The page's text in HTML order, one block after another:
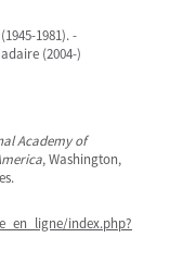
1981). -
(2004-)
Academy of
, Washington,
index.php?